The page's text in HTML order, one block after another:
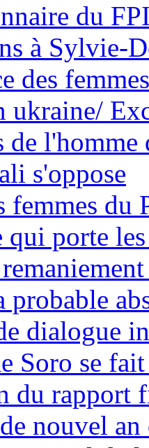
du
à Sylvie-
des
ukraine/
de
s'oppose
femmes du
qui porte
probable
dialogue
Soro se
du rapport
nouvel